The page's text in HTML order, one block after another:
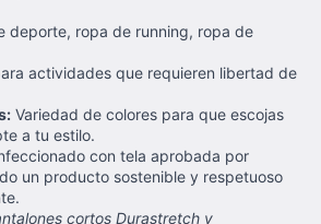
deporte, ropa de running, ropa de
actividades que requieren libertad de
Variedad de colores para que escojas
a tu estilo.
con tela aprobada por
un producto sostenible y respetuoso
cortos Durastretch y